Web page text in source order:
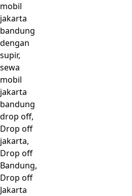
mobil
jakarta
bandung
dengan
supir,
sewa
mobil
jakarta
bandung
drop off,
Drop off
jakarta,
Drop off
Bandung,
Drop off
Jakarta